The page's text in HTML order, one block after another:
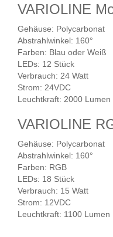
VARIOLINE
Gehäuse: Polycarbonat
Abstrahlwinkel: 160°
Farben: Blau oder Weiß
LEDs: 12 Stück
Verbrauch: 24 Watt
Strom: 24VDC
Leuchtkraft: 2000 Lumen
VARIOLINE
Gehäuse: Polycarbonat
Abstrahlwinkel: 160°
Farben: RGB
LEDs: 18 Stück
Verbrauch: 15 Watt
Strom: 12VDC
Leuchtkraft: 1100 Lumen